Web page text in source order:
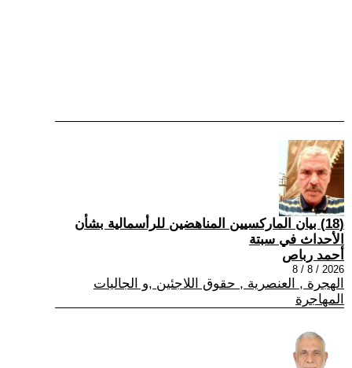
(18) بيان الماركسيين المناهضين للرأسمالية بشأن
الأحداث في سبتة
أحمد رباص
2026 / 8 / 8
الهجرة , العنصرية , حقوق اللاجئين ,و الجاليات
المهاجرة